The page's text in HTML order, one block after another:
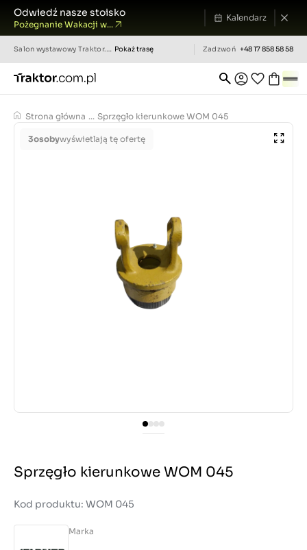
Odwiedź nasze stoisko
Pożegnanie Wakacji w...
Kalendarz
Salon wystawowy Traktor.com.pl Pokaż trasę Zadzwoń +48 17 858 58 58
Strona główna ... Sprzęgło kierunkowe WOM 045
3osobywyświetlają tę ofertę
Sprzęgło kierunkowe WOM 045
Kod produktu: WOM 045
Marka